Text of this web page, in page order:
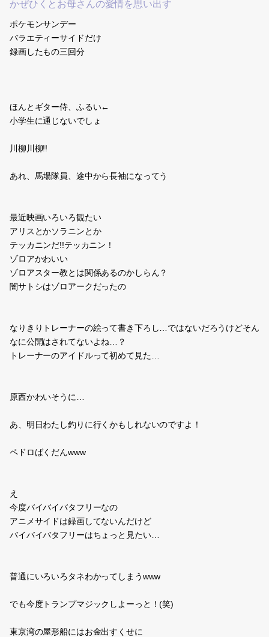
かぜひくとお母さんの愛情を思い出す
ポケモンサンデー
バラエティーサイドだけ
録画したもの三回分
ほんとギター侍、ふるい←
小学生に通じないでしょ
川柳川柳!!
あれ、馬場隊員、途中から長袖になってう
最近映画いろいろ観たい
アリスとかソラニンとか
テッカニンだ!!テッカニン！
ゾロアかわいい
ゾロアスター教とは関係あるのかしらん？
闇サトシはゾロアークだったの
なりきりトレーナーの絵って書き下ろし…ではないだろうけどそん
なに公開はされてないよね…？
トレーナーのアイドルって初めて見た…
原西かわいそうに…
あ、明日わたし釣りに行くかもしれないのですよ！
ペドロばくだんwww
え
今度バイバイバタフリーなの
アニメサイドは録画してないんだけど
バイバイバタフリーはちょっと見たい…
普通にいろいろタネわかってしまうwww
でも今度トランプマジックしよーっと！(笑)
東京湾の屋形船にはお金出すくせに